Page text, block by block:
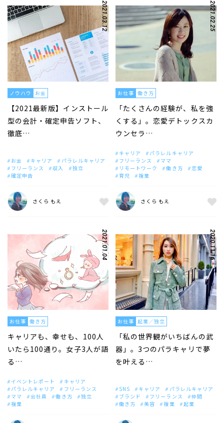
2021.03.12
ノウハウ お金
【2021最新版】インストール
型の会計・確定申告ソフト、
徹底…
お金 キャリア
パラレルキャリア
フリーランス
収入
独立
確定申告
さくら もえ
2021.02.25
お仕事 働き方
「たくさんの経験が、私を強
くする」。恋愛デトックスカ
ウンセラ…
キャリア
パラレルキャリア
フリーランス
ママ
リモートワーク
働き方
恋愛
育児
複業
さくら もえ
2021.01.04
お仕事 働き方
キャリアも、幸せも、100人
いたら100通り。女子3人が語
る…
イベントレポート
キャリア
パラレルキャリア
フリーランス
ママ
会社員 働き方
独立
複業
2020.11.16
お仕事 起業／独立
「私の世界観がいちばんの武
器」。3つのパラキャリで夢
を叶える…
SNS キャリア
パラレルキャリア
ブランド
フリーランス
仲間
働き方
美容 複業 起業